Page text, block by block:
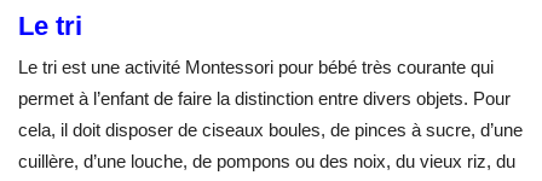
Le tri
Le tri est une activité Montessori pour bébé très courante qui
permet à l’enfant de faire la distinction entre divers objets. Pour
cela, il doit disposer de ciseaux boules, de pinces à sucre, d’une
cuillère, d’une louche, de pompons ou des noix, du vieux riz, du